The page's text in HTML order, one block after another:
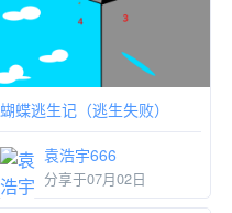
蝴蝶逃生记（逃生失败）
袁浩宇666
分享于07月02日